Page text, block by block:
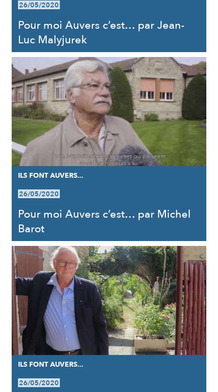
26/05/2020
Pour moi Auvers c’est… par Jean-
Luc Malyjurek
ILS FONT AUVERS...
26/05/2020
Pour moi Auvers c’est… par Michel
Barot
ILS FONT AUVERS...
26/05/2020